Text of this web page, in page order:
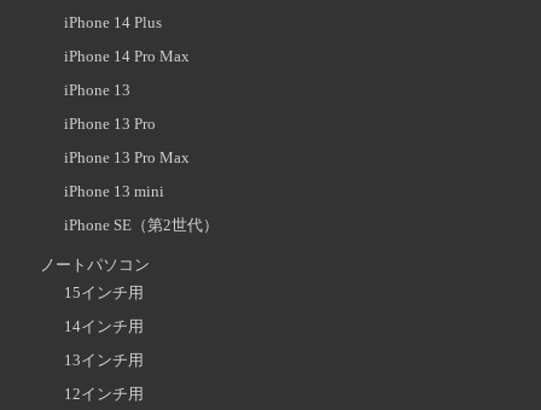
iPhone 14 Plus
iPhone 14 Pro Max
iPhone 13
iPhone 13 Pro
iPhone 13 Pro Max
iPhone 13 mini
iPhone SE（第2世代）
ノートパソコン
15インチ用
14インチ用
13インチ用
12インチ用